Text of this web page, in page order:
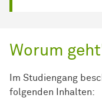
Worum
Im Studiengang
folgenden Inhalten: